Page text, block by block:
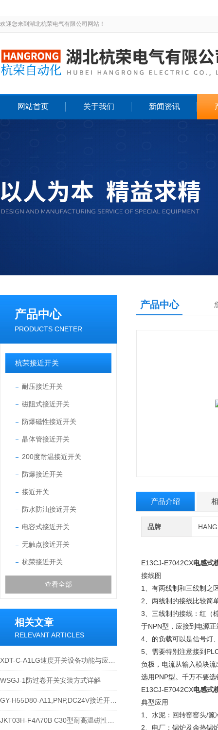
欢迎您来到湖北杭荣电气有限公司网站！
网站首页 关于我们 新闻资讯
产品中心
PRODUCTS CNETER
杭荣接近开关
耐压接近开关
磁阻式接近开关
防爆磁性接近开关
晶体管接近开关
200度耐温接近开关
防爆接近开关
接近开关
防水防油接近开关
电容式接近开关
无触点接近开关
杭荣接近开关
查看全部
相关文章
RELEVANT ARTICLES
WSGJ-1防过卷开关安装方式详解
产品中心
产品介绍
品牌
E13CJ-E7042CX电感式
接线图
1、有两线制和三线制之
2、两线制的接线比较简
3、三线制的接线：红（
于NPN型，应接到电源
4、的负载可以是信号灯
5、需要特别注意接到
负极，电流从输入模块
选用PNP型。千万不要选
E13CJ-E7042CX电感式
典型应用
1、水泥：回转窑窑头/篦
2、电厂：锅炉及余热锅